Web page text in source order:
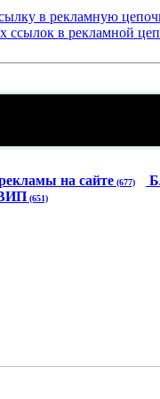
на сайте (677)
ВИП (651)